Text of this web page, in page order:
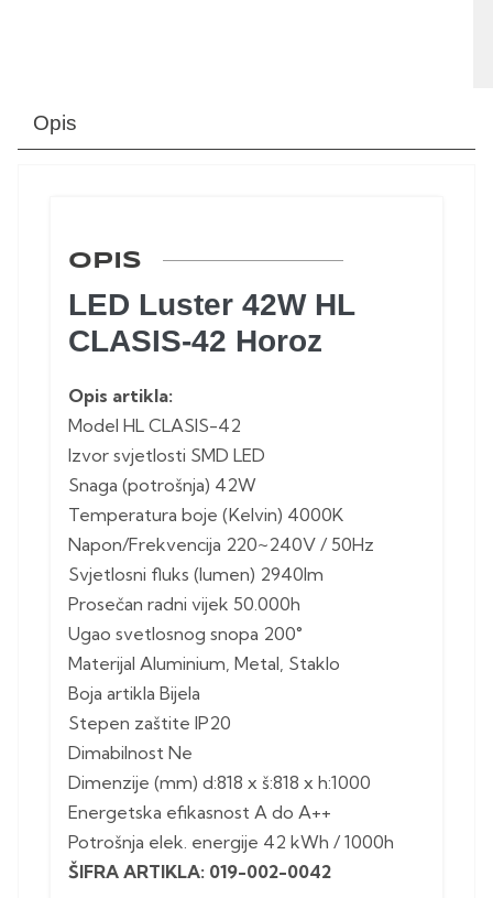
Opis
OPIS
LED Luster 42W HL
CLASIS-42 Horoz
Opis artikla:
Model HL CLASIS-42
Izvor svjetlosti SMD LED
Snaga (potrošnja) 42W
Temperatura boje (Kelvin) 4000K
Napon/Frekvencija 220~240V / 50Hz
Svjetlosni fluks (lumen) 2940lm
Prosečan radni vijek 50.000h
Ugao svetlosnog snopa 200°
Materijal Aluminium, Metal, Staklo
Boja artikla Bijela
Stepen zaštite IP20
Dimabilnost Ne
Dimenzije (mm) d:818 x š:818 x h:1000
Energetska efikasnost A do A++
Potrošnja elek. energije 42 kWh / 1000h
ŠIFRA ARTIKLA: 019-002-0042